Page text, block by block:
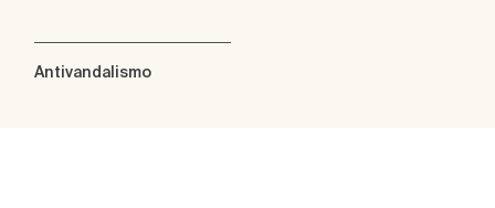
Antivandalismo